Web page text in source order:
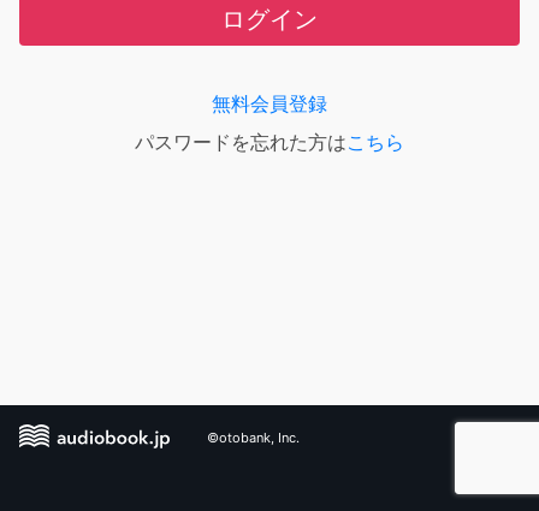
ログイン
無料会員登録
パスワードを忘れた方はこちら
©otobank, Inc.